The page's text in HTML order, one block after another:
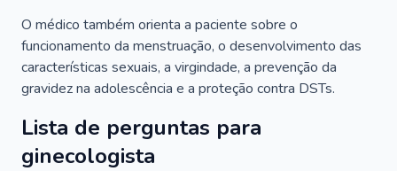
O médico também orienta a paciente sobre o
funcionamento da menstruação, o desenvolvimento das
características sexuais, a virgindade, a prevenção da
gravidez na adolescência e a proteção contra DSTs.
Lista de perguntas para
ginecologista